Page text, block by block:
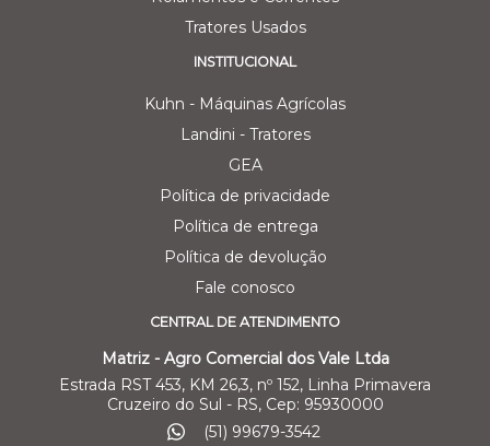
Tratores Usados
INSTITUCIONAL
Kuhn - Máquinas Agrícolas
Landini - Tratores
GEA
Política de privacidade
Política de entrega
Política de devolução
Fale conosco
CENTRAL DE ATENDIMENTO
Matriz - Agro Comercial dos Vale Ltda
Estrada RST 453, KM 26,3, nº 152, Linha Primavera
Cruzeiro do Sul - RS, Cep: 95930000
(51) 99679-3542